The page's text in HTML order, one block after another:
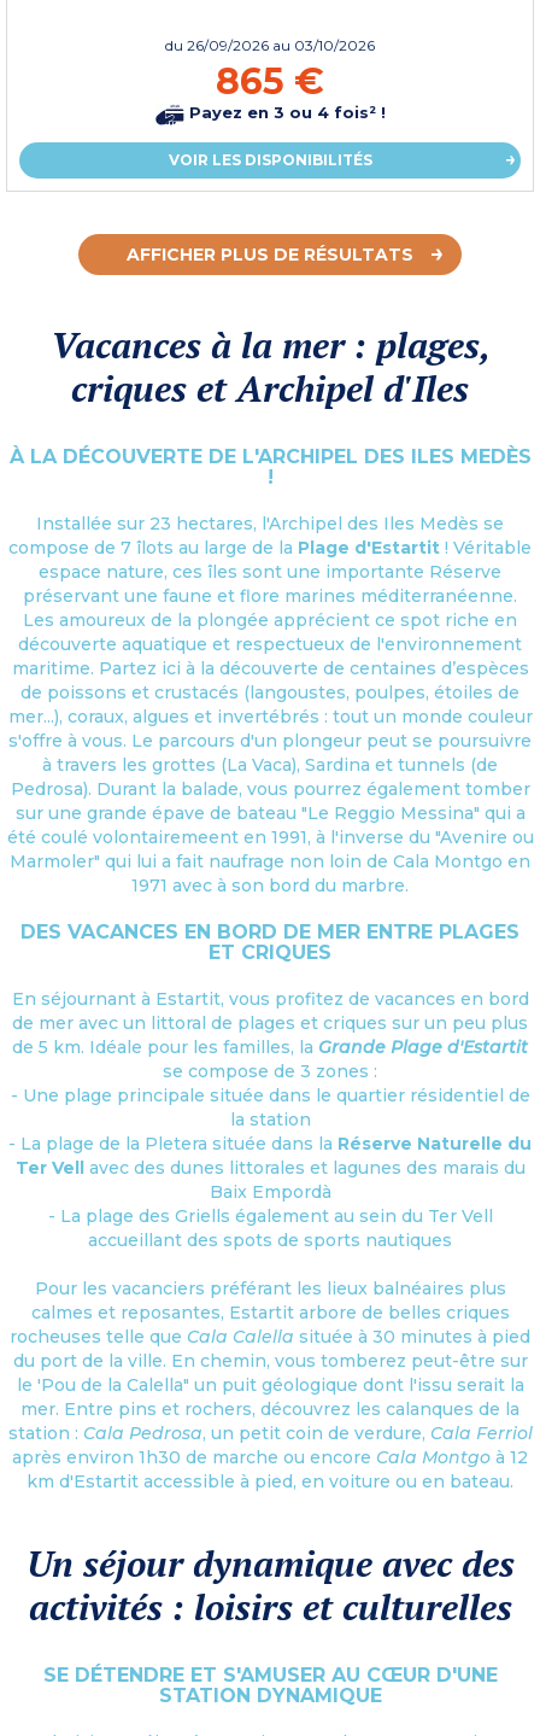
du 26/09/2026 au 03/10/2026
865 €
Payez en 3 ou 4 fois² !
VOIR LES DISPONIBILITÉS
AFFICHER PLUS DE RÉSULTATS
Vacances à la mer : plages,
criques et Archipel d'Iles
À LA DÉCOUVERTE DE L'ARCHIPEL DES ILES MEDÈS
!
Installée sur 23 hectares, l'Archipel des Iles Medès se
compose de 7 îlots au large de la Plage d'Estartit ! Véritable
espace nature, ces îles sont une importante Réserve
préservant une faune et flore marines méditerranéenne.
Les amoureux de la plongée apprécient ce spot riche en
découverte aquatique et respectueux de l'environnement
maritime. Partez ici à la découverte de centaines d’espèces
de poissons et crustacés (langoustes, poulpes, étoiles de
mer...), coraux, algues et invertébrés : tout un monde couleur
s'offre à vous. Le parcours d'un plongeur peut se poursuivre
à travers les grottes (La Vaca), Sardina et tunnels (de
Pedrosa). Durant la balade, vous pourrez également tomber
sur une grande épave de bateau "Le Reggio Messina" qui a
été coulé volontairemeent en 1991, à l'inverse du "Avenire ou
Marmoler" qui lui a fait naufrage non loin de Cala Montgo en
1971 avec à son bord du marbre.
DES VACANCES EN BORD DE MER ENTRE PLAGES
ET CRIQUES
En séjournant à Estartit, vous profitez de vacances en bord
de mer avec un littoral de plages et criques sur un peu plus
de 5 km. Idéale pour les familles, la Grande Plage d'Estartit
se compose de 3 zones :
- Une plage principale située dans le quartier résidentiel de
la station
- La plage de la Pletera située dans la Réserve Naturelle du
Ter Vellavec des dunes littorales et lagunes des marais du
Baix Empordà
- La plage des Griells également au sein du Ter Vell
accueillant des spots de sports nautiques
Pour les vacanciers préférant les lieux balnéaires plus
calmes et reposantes, Estartit arbore de belles criques
rocheuses telle que Cala Calella située à 30 minutes à pied
du port de la ville. En chemin, vous tomberez peut-être sur
le 'Pou de la Calella" un puit géologique dont l'issu serait la
mer. Entre pins et rochers, découvrez les calanques de la
station : Cala Pedrosa, un petit coin de verdure, Cala Ferriol
après environ 1h30 de marche ou encore Cala Montgo à 12
km d'Estartit accessible à pied, en voiture ou en bateau.
Un séjour dynamique avec des
activités : loisirs et culturelles
SE DÉTENDRE ET S'AMUSER AU CŒUR D'UNE
STATION DYNAMIQUE